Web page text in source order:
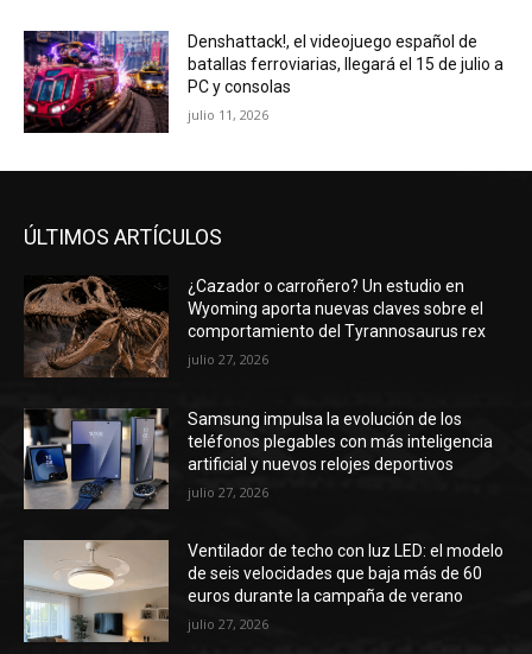
Denshattack!, el videojuego español de
batallas ferroviarias, llegará el 15 de julio a
PC y consolas
julio 11, 2026
ÚLTIMOS ARTÍCULOS
¿Cazador o carroñero? Un estudio en
Wyoming aporta nuevas claves sobre el
comportamiento del Tyrannosaurus rex
julio 27, 2026
Samsung impulsa la evolución de los
teléfonos plegables con más inteligencia
artificial y nuevos relojes deportivos
julio 27, 2026
Ventilador de techo con luz LED: el modelo
de seis velocidades que baja más de 60
euros durante la campaña de verano
julio 27, 2026